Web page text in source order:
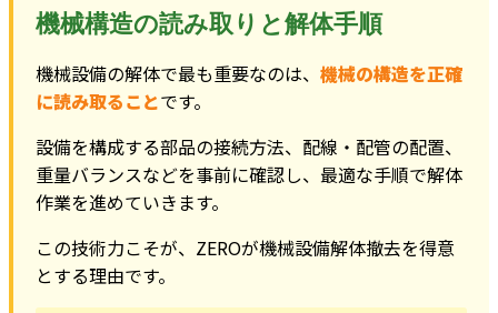
機械構造の読み取りと解体手順
機械設備の解体で最も重要なのは、 機械の構造を正確
に読み取ることです。
設備を構成する部品の接続方法、配線・配管の配置、
重量バランスなどを事前に確認し、最適な手順で解体
作業を進めていきます。
この技術力こそが、ZEROが機械設備解体撤去を得意
とする理由です。